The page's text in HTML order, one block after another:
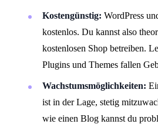
Kostengünstig: WordPress
kostenlos. Du kannst also
kostenlosen Shop betreiben.
Plugins und Themes fallen
Wachstumsmöglichkeiten:
ist in der Lage, stetig
wie einen Blog kannst du